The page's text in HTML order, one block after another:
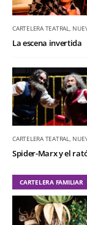
CARTELERA TEATRAL
La escena invertida
CARTELERA TEATRAL
Spider-Marx y el
CARTELERA FAMILIAR